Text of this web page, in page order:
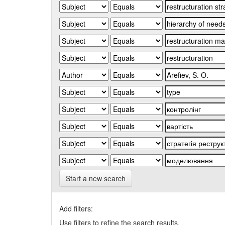
Start a new search
Add filters:
Use filters to refine the search results.